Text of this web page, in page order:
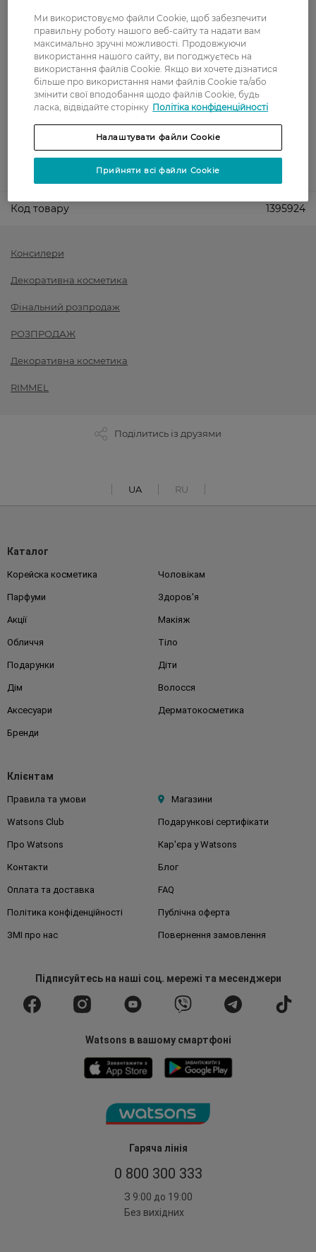
Вартість доставки - 0 грн
Показати більше
Оплата
Оплата карткою
Післяоплата
Показати більше
Код товару 1395924
Консилери
Декоративна косметика
Фінальний розпродаж
РОЗПРОДАЖ
Декоративна косметика
RIMMEL
Поділитись із друзями
UA RU
Гаряча лінія
0 800 300 333
З 9:00 до 19:00
Без вихідних
Каталог
Корейска косметика Чоловікам
Парфуми Здоров'я
Акції Макіяж
Обличчя Тіло
Подарунки Діти
Дім Волосся
Аксесуари Дерматокосметика
Бренди
Клієнтам
Правила та умови Магазини
Watsons Club Подарункові сертифікати
Про Watsons Кар'єра у Watsons
Контакти Блог
Оплата та доставка FAQ
Політика конфіденційності Публічна оферта
ЗМІ про нас Повернення замовлення
Підписуйтесьна наші соц. мережі та месенджери
Watsons в вашому смартфоні
Ми використовуємо файли Cookie, щоб забезпечити
правильну роботу нашого веб-сайту та надати вам
максимально зручні можливості. Продовжуючи
використання нашого сайту, ви погоджуєтесь на
використання файлів Cookie. Якщо ви хочете дізнатися
більше про використання нами файлів Cookie та/або
змінити свої вподобання щодо файлів Cookie, будь
ласка, відвідайте сторінку Політіка конфіденційності
Налаштувати файли Cookie
Прийняти всі файли Cookie